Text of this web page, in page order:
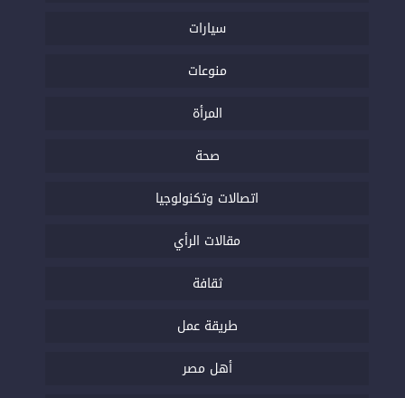
سيارات
منوعات
المرأة
صحة
اتصالات وتكنولوجيا
مقالات الرأي
ثقافة
طريقة عمل
أهل مصر